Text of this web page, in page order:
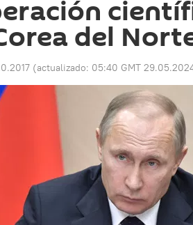
del
(actualizado: 05:40 GMT